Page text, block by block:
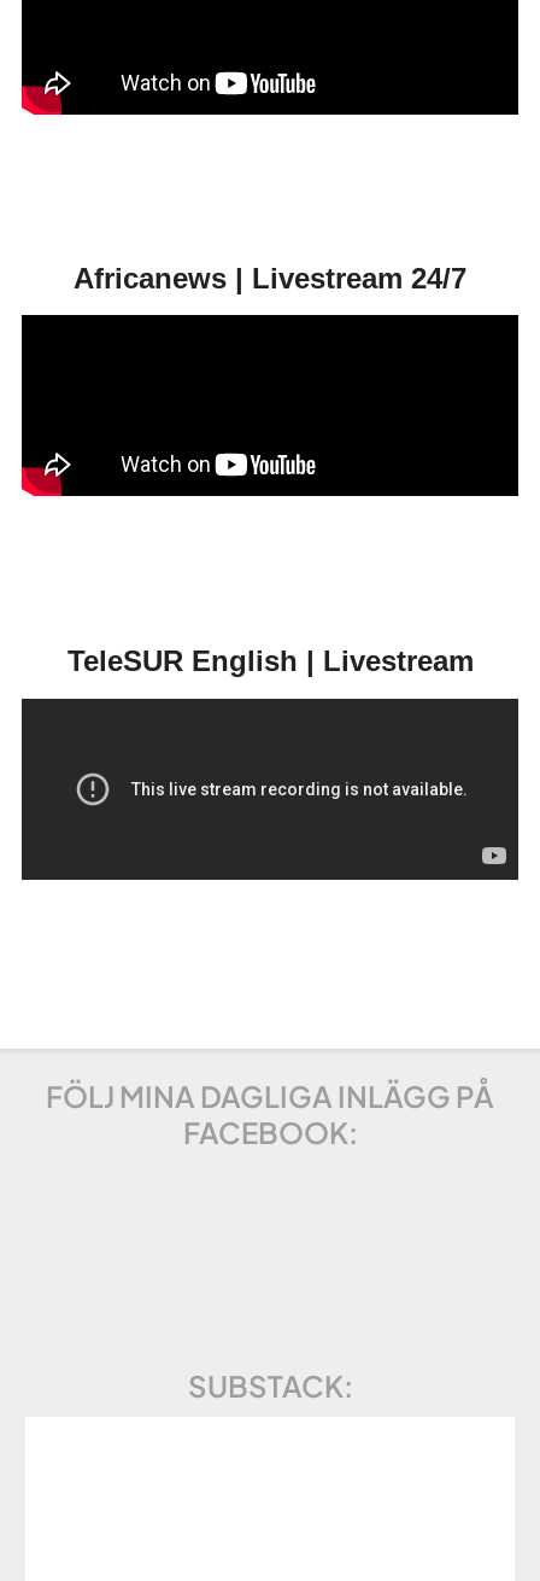
Africanews | Livestream 24/7
TeleSUR English | Livestream
FÖLJ MINA DAGLIGA INLÄGG PÅ
FACEBOOK:
SUBSTACK: